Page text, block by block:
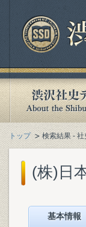
トップ 検索結果 - 社
(株)日
基本情報